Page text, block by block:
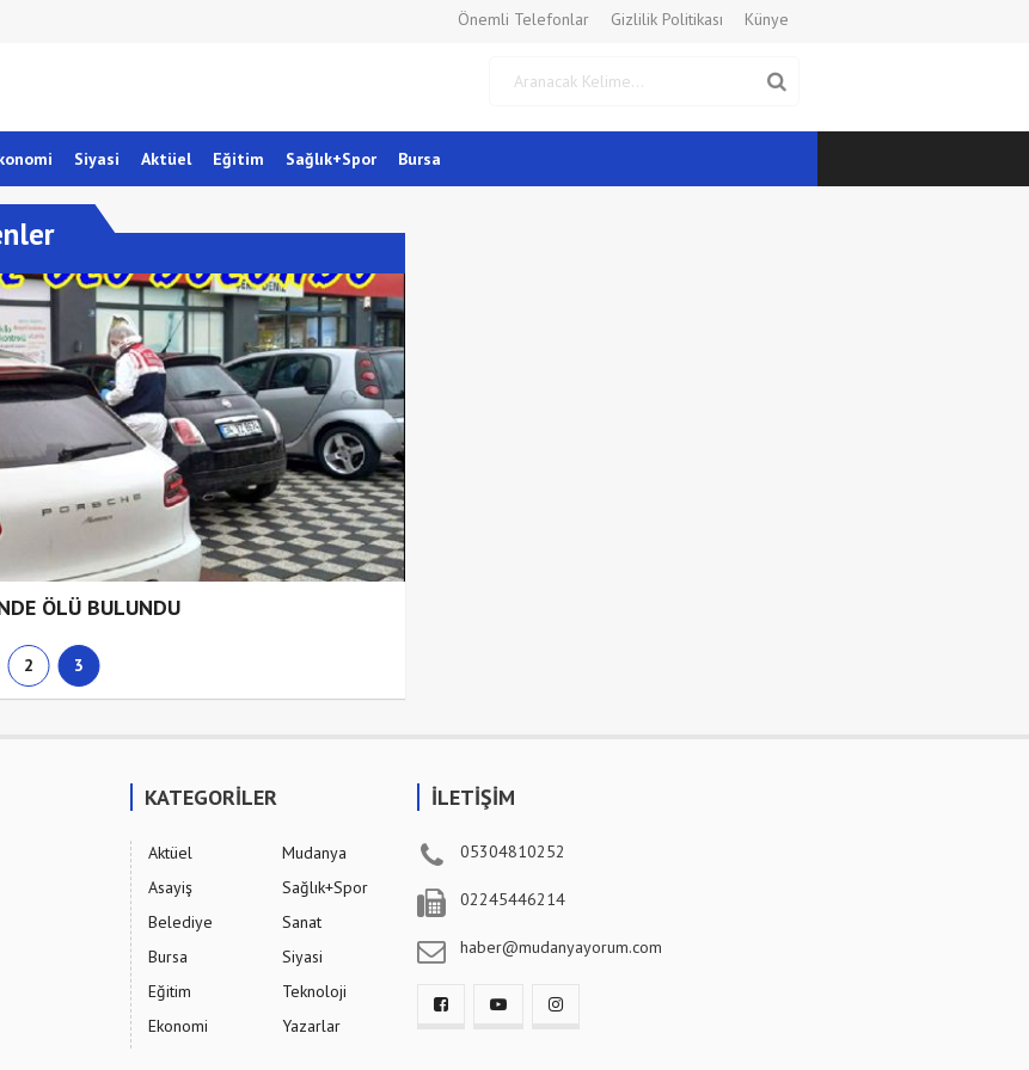
Önemli Telefonlar Gizlilik Politikası Künye
Siyasi Aktüel Eğitim Sağlık+Spor Bursa
ÖLÜ BULUNDU
2 3
KATEGORİLER
Aktüel
Asayiş
Belediye
Bursa
Eğitim
Ekonomi
Mudanya
Sağlık+Spor
Sanat
Siyasi
Teknoloji
Yazarlar
İLETİŞİM
05304810252
02245446214
haber@mudanyayorum.com